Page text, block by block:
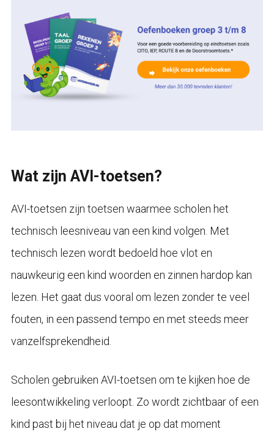
Wat zijn AVI-toetsen?
AVI-toetsen zijn toetsen waarmee scholen het
technisch leesniveau van een kind volgen. Met
technisch lezen wordt bedoeld hoe vlot en
nauwkeurig een kind woorden en zinnen hardop kan
lezen. Het gaat dus vooral om lezen zonder te veel
fouten, in een passend tempo en met steeds meer
vanzelfsprekendheid.
Scholen gebruiken AVI-toetsen om te kijken hoe de
leesontwikkeling verloopt. Zo wordt zichtbaar of een
kind past bij het niveau dat je op dat moment